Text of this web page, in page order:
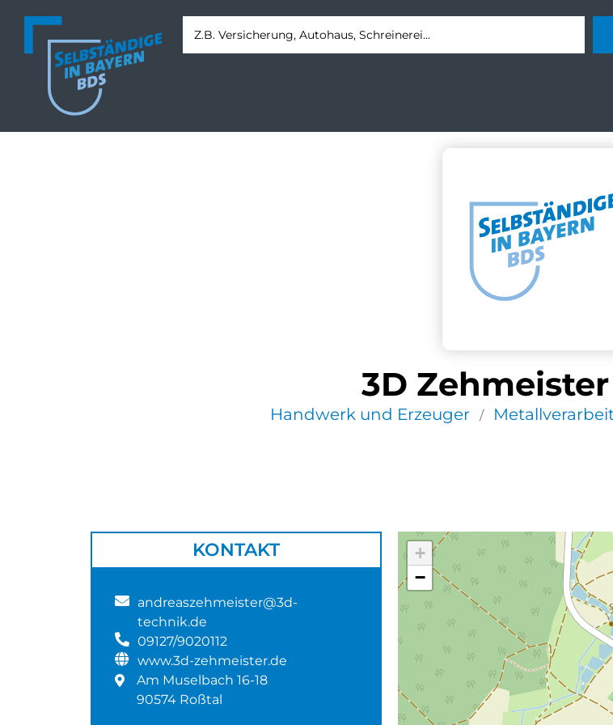
3D
Handwerk und Erzeuger /
KONTAKT
andreaszehmeister@3d-
technik.de
09127/9020112
www.3d-zehmeister.de
Am Muselbach 16-18
90574 Roßtal
+
−